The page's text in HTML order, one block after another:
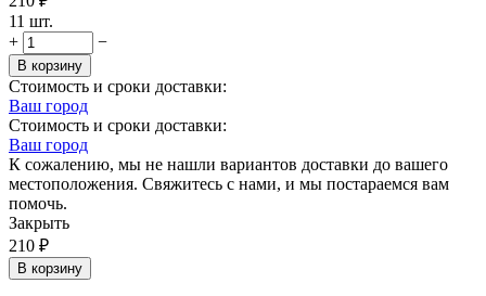
11 шт.
+
−
В корзину
Стоимость и сроки доставки:
Ваш город
Стоимость и сроки доставки:
Ваш город
К сожалению, мы не нашли вариантов доставки до вашего
местоположения. Свяжитесь с нами, и мы постараемся вам
помочь.
Закрыть
210 ₽
В корзину